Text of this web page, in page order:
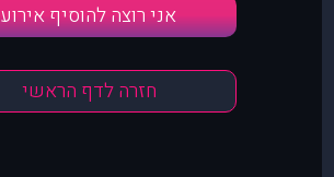
אני רוצה להוסיף אירוע
חזרה לדף הראשי